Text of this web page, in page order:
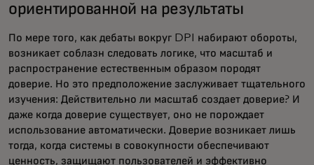
ориентированной на результаты
По мере того, как дебаты вокруг DPI набирают обороты,
возникает соблазн следовать логике, что масштаб и
распространение естественным образом породят
доверие. Но это предположение заслуживает тщательного
изучения: Действительно ли масштаб создает доверие? И
даже когда доверие существует, оно не порождает
использование автоматически. Доверие возникает лишь
тогда, когда системы в совокупности обеспечивают
ценность, защищают пользователей и эффективно